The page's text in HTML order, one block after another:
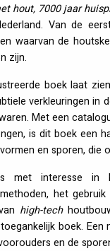
hout, 7000 jaar
Van de
waarvan de
zijn.
boek laat
verkleuringen in
Met een
is dit boek een
en sporen, die
met interesse in
het
high-tech
boek.
en de